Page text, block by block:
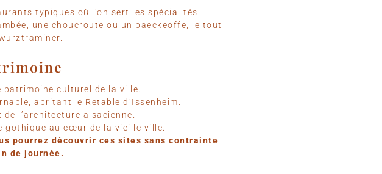
typiques où l’on sert les spécialités
une choucroute ou un baeckeoffe, le tout
culturel de la ville.
abritant le Retable d’Issenheim.
l’architecture alsacienne.
gothique au cœur de la vieille ville.
pourrez découvrir ces sites sans contrainte
de journée.